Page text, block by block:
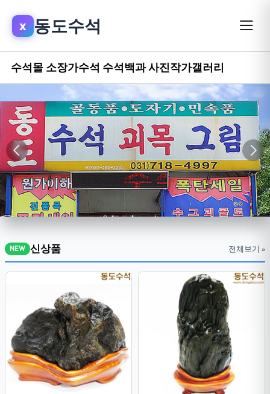
x 동도수석
수석몰 소장가수석 수석백과사진작가갤러리
NEW 신상품 전체보기 »